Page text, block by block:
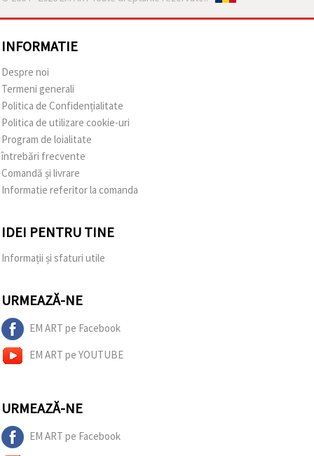
INFORMATIE
Despre noi
Termeni generali
Politica de Confidențialitate
Politica de utilizare cookie-uri
Program de loialitate
întrebări frecvente
Comandă și livrare
Informatie referitor la comanda
IDEI PENTRU TINE
Informații și sfaturi utile
URMEAZĂ-NE
EM ART pe Facebook
EM ART pe YOUTUBE
URMEAZĂ-NE
EM ART pe Facebook